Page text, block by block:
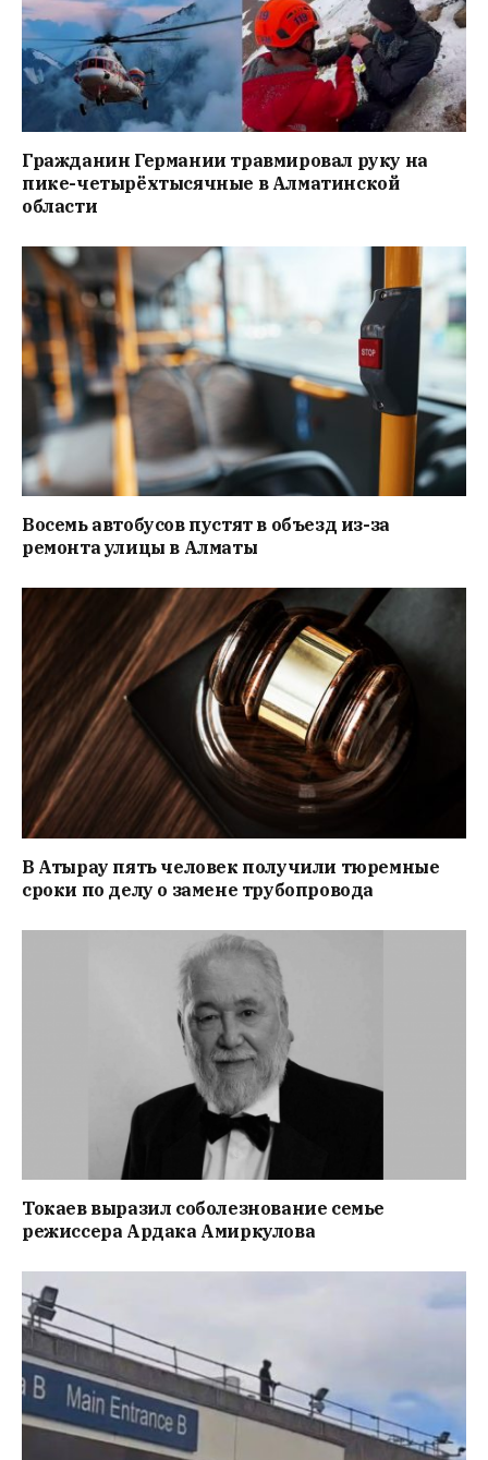
Гражданин Германии травмировал руку на
пике-четырёхтысячные в Алматинской
области
Восемь автобусов пустят в объезд из-за
ремонта улицы в Алматы
В Атырау пять человек получили тюремные
сроки по делу о замене трубопровода
Токаев выразил соболезнование семье
режиссера Ардака Амиркулова